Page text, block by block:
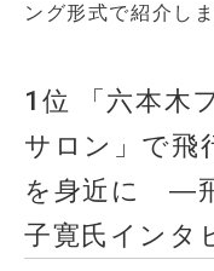
ング形式で紹介しま
1位 「六本木
サロン」で飛
を身近に ―飛
子寛氏インタ